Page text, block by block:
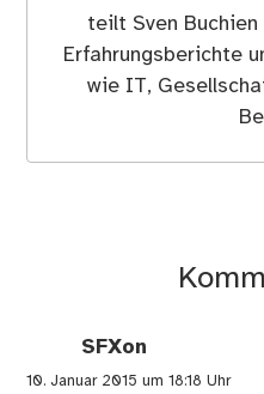
teilt Sven
Erfahrungsberichte
wie IT,
SFXon
10. Januar 2015 um 18:18 Uhr